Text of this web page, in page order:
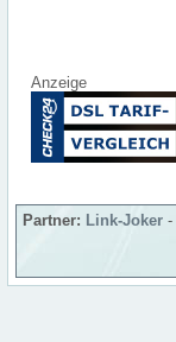
Anzeige
Partner: Link-Joker -